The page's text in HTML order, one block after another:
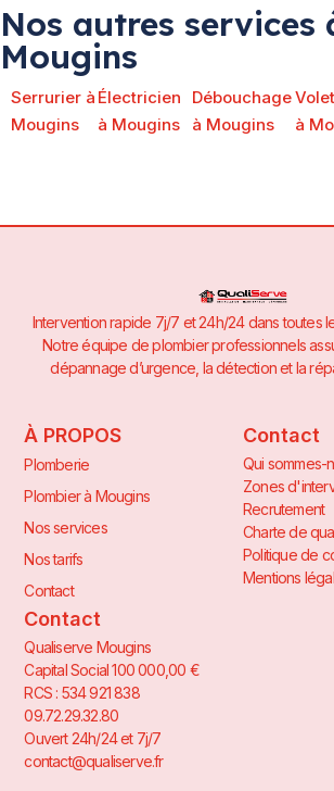
Nos autres services
Mougins
Serrurier à
Mougins
Électricien
à Mougins
Débouchage
à Mougins
à
Intervention rapide 7j/7 et 24h/24 dans toutes
Notre équipe de plombier professionnels
dépannage d’urgence, la détection et la
À PROPOS
Plomberie
Plombier à Mougins
Nos services
Nos tarifs
Contact
Contact
Qui sommes-
Zones
Recrutement
Charte de
Politique de
Mentions
Contact
Qualiserve Mougins
Capital Social 100 000,00 €
RCS : 534 921 838
09.72.29.32.80
Ouvert 24h/24 et 7j/7
contact@qualiserve.fr